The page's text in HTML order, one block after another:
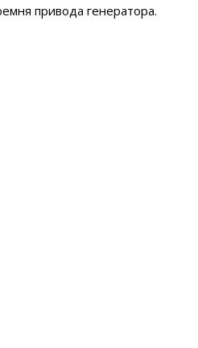
привода генератора.